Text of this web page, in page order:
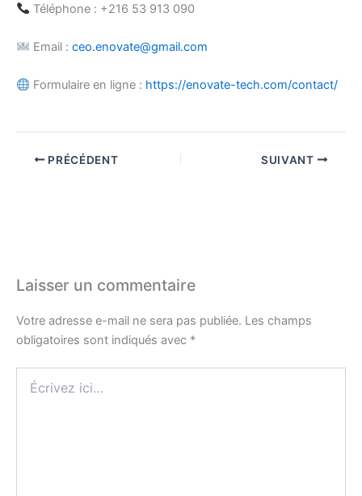
Téléphone : +216 53 913 090
Email : ceo.enovate@gmail.com
Formulaire en ligne : https://enovate-tech.com/contact/
PRÉCÉDENT SUIVANT
Laisser un commentaire
Votre adresse e-mail ne sera pas publiée. Les champs
obligatoires sont indiqués avec *
ici…